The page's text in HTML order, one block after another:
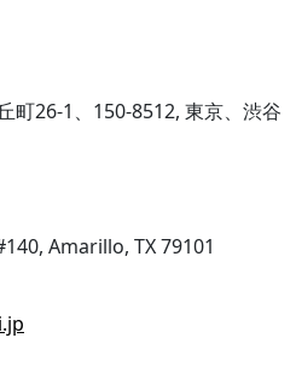
町26-1、150-8512, 東京、渋谷
Amarillo, TX 79101